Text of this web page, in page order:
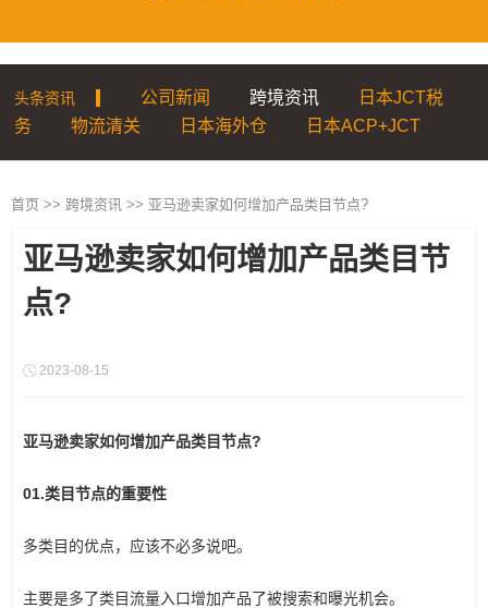
头条资讯 公司新闻 跨境资讯
日本JCT税
务
物流清关 日本海外仓 日本ACP+JCT
首页 >> 跨境资讯 >> 亚马逊卖家如何增加产品类目节点?
亚马逊卖家如何增加产品类目节
点?
2023-08-15
亚马逊卖家如何增加产品类目节点?
01.类目节点的重要性
多类目的优点，应该不必多说吧。
主要是多了类目流量入口增加产品了被搜索和曝光机会。